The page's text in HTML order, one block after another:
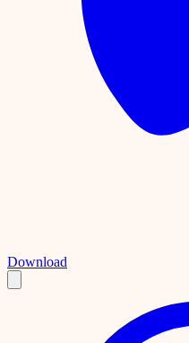
Download